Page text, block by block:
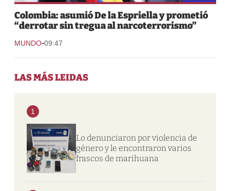
Colombia: asumió De la Espriella y prometió
“derrotar sin tregua al narcoterrorismo”
MUNDO-09:47
LAS MÁS LEIDAS
1
Lo denunciaron por violencia de
género y le encontraron varios
frascos de marihuana